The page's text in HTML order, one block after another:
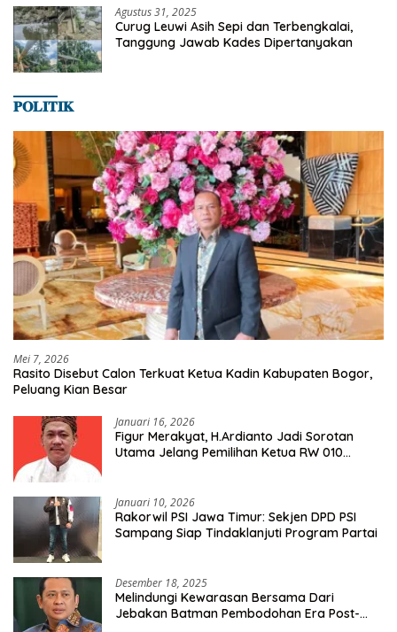
Agustus 31, 2025
Curug Leuwi Asih Sepi dan Terbengkalai,
Tanggung Jawab Kades Dipertanyakan
𝐏𝐎𝐋𝐈𝐓𝐈𝐊
Mei 7, 2026
Rasito Disebut Calon Terkuat Ketua Kadin Kabupaten Bogor,
Peluang Kian Besar
Januari 16, 2026
Figur Merakyat, H.Ardianto Jadi Sorotan
Utama Jelang Pemilihan Ketua RW 010
Januari 10, 2026
Rakorwil PSI Jawa Timur: Sekjen DPD PSI
Sampang Siap Tindaklanjuti Program Partai
Desember 18, 2025
Melindungi Kewarasan Bersama Dari
Jebakan Batman Pembodohan Era Post-